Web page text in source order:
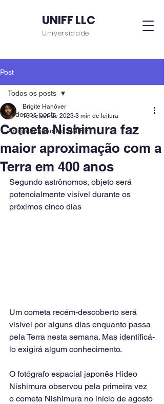
UNIFF LLC
Universidade
Post
Todos os posts
Artigo Acadêmico UNIFF
Todos os posts
Cometa Nishimura faz
maior aproximação com a
Terra em 400 anos
Brigite Hanôver
13 de set. de 2023 3 min de leitura
Segundo astrônomos, objeto será
potencialmente visível durante os
próximos cinco dias
Um cometa recém-descoberto será
visível por alguns dias enquanto passa
pela Terra nesta semana. Mas identificá-
lo exigirá algum conhecimento.
O fotógrafo espacial japonês Hideo
Nishimura observou pela primeira vez
o cometa Nishimura no início de agosto